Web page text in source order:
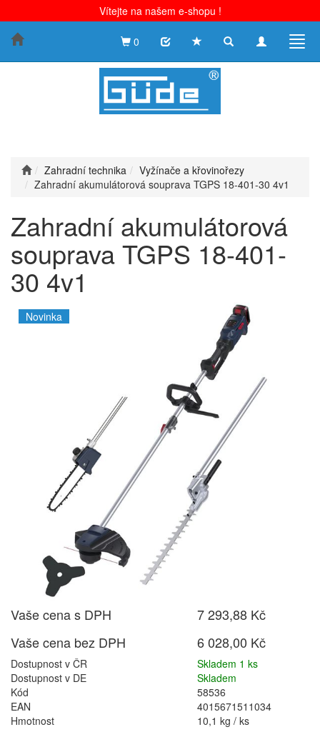
Vítejte na našem e-shopu !
Toggle
Toggle
0
Zahradní technika
Vyžínače a křovinořezy
Zahradní akumulátorová souprava TGPS 18-401-30 4v1
Zahradní akumulátorová
souprava TGPS 18-401-
30 4v1
Novinka
Vaše cena s DPH
7 293,88 Kč
Vaše cena bez DPH
6 028,00 Kč
Dostupnost v ČR
Skladem 1 ks
Dostupnost v DE
Skladem
Kód
58536
EAN
4015671511034
Hmotnost
10,1 kg / ks